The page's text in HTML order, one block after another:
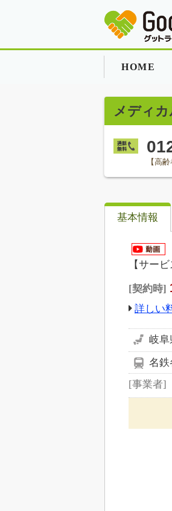
HOME
メディ
【高
基本情報
【サー
契約時
詳しい
岐阜
名
事業者